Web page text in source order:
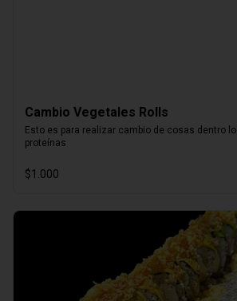
Cambio Vegetales Rolls
Esto es para realizar cambio de cosas dentro
proteínas
$1.000